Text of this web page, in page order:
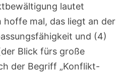
lautet
hoffe mal, das liegt an der
und (4)
Blick fürs große
der Begriff „Konflikt-